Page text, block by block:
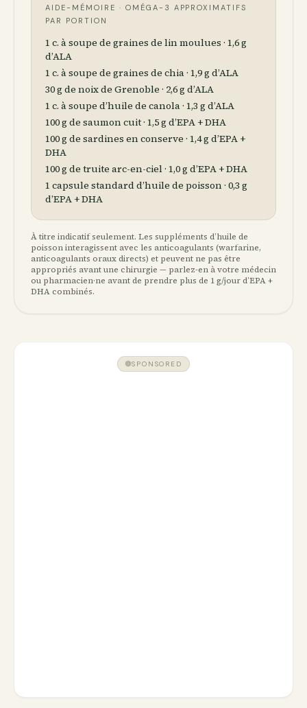
AIDE-MÉMOIRE · OMÉGA-3 APPROXIMATIFS
PAR PORTION
1 c. à soupe de graines de lin moulues · 1,6 g
d’ALA
1 c. à soupe de graines de chia · 1,9 g d’ALA
30 g de noix de Grenoble · 2,6 g d’ALA
1 c. à soupe d’huile de canola · 1,3 g d’ALA
100 g de saumon cuit · 1,5 g d’EPA + DHA
100 g de sardines en conserve · 1,4 g d’EPA +
DHA
100 g de truite arc-en-ciel · 1,0 g d’EPA + DHA
1 capsule standard d’huile de poisson · 0,3 g
d’EPA + DHA
À titre indicatif seulement. Les suppléments d’huile de
poisson interagissent avec les anticoagulants (warfarine,
anticoagulants oraux directs) et peuvent ne pas être
appropriés avant une chirurgie — parlez-en à votre médecin
ou pharmacien·ne avant de prendre plus de 1 g/jour d’EPA +
DHA combinés.
SPONSORED